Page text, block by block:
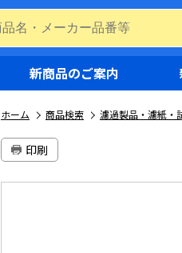
新商品のご案内
ホーム 商品検索 濾過製品・濾紙・
印刷